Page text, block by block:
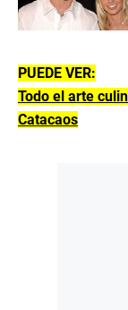
PUEDE VER:
Todo el arte
Catacaos